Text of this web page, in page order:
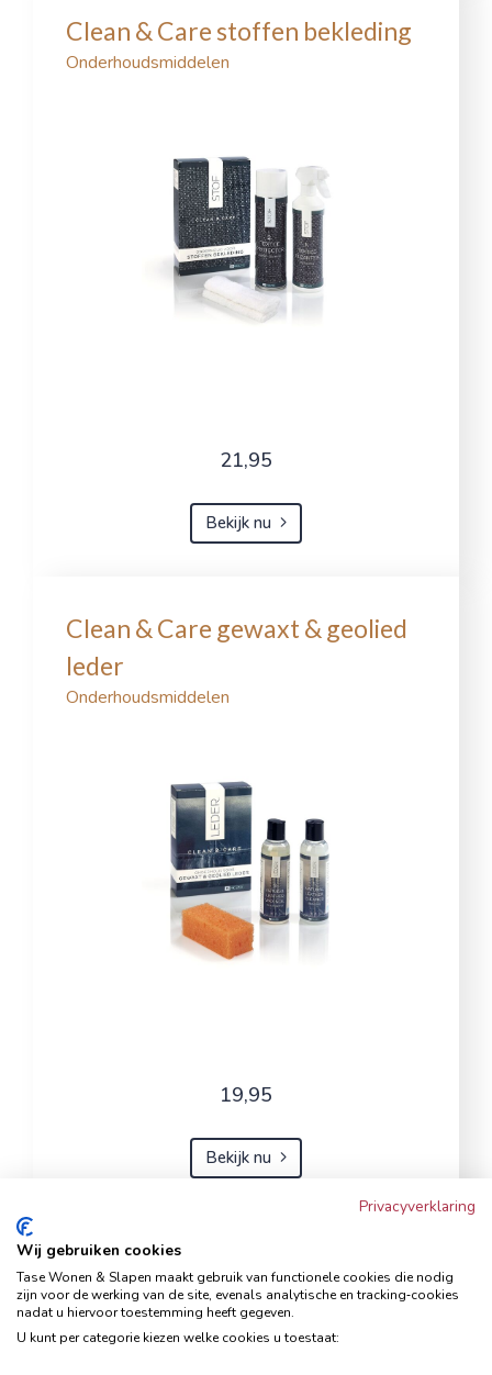
Clean & Care stoffen bekleding
Onderhoudsmiddelen
21,95
Bekijk nu
Clean & Care gewaxt & geolied
leder
Onderhoudsmiddelen
19,95
Bekijk nu
Hoekbank Famanti lichtgrijs
rechts
Hoekbanken
Privacyverklaring
Wij gebruiken cookies
Tase Wonen & Slapen maakt gebruik van functionele cookies die nodig
zijn voor de werking van de site, evenals analytische en tracking‑cookies
nadat u hiervoor toestemming heeft gegeven.
U kunt per categorie kiezen welke cookies u toestaat: